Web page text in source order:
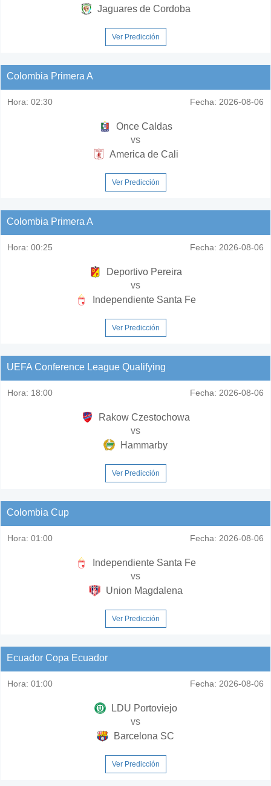
Jaguares de Cordoba
Ver Predicción
Colombia Primera A
Hora: 02:30 Fecha: 2026-08-06
Once Caldas
vs
America de Cali
Ver Predicción
Colombia Primera A
Hora: 00:25 Fecha: 2026-08-06
Deportivo Pereira
vs
Independiente Santa Fe
Ver Predicción
UEFA Conference League Qualifying
Hora: 18:00 Fecha: 2026-08-06
Rakow Czestochowa
vs
Hammarby
Ver Predicción
Colombia Cup
Hora: 01:00 Fecha: 2026-08-06
Independiente Santa Fe
vs
Union Magdalena
Ver Predicción
Ecuador Copa Ecuador
Hora: 01:00 Fecha: 2026-08-06
LDU Portoviejo
vs
Barcelona SC
Ver Predicción